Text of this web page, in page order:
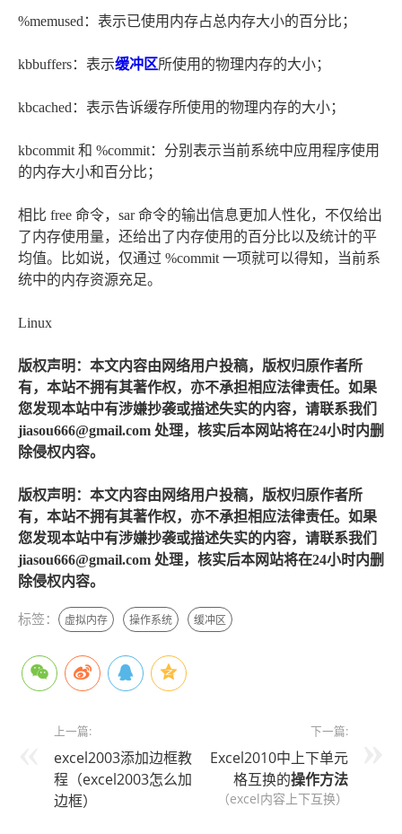
%memused：表示已使用内存占总内存大小的百分比；
kbbuffers：表示缓冲区所使用的物理内存的大小；
kbcached：表示告诉缓存所使用的物理内存的大小；
kbcommit 和 %commit：分别表示当前系统中应用程序使用
的内存大小和百分比；
相比 free 命令，sar 命令的输出信息更加人性化，不仅给出
了内存使用量，还给出了内存使用的百分比以及统计的平
均值。比如说，仅通过 %commit 一项就可以得知，当前系
统中的内存资源充足。
Linux
版权声明：本文内容由网络用户投稿，版权归原作者所
有，本站不拥有其著作权，亦不承担相应法律责任。如果
您发现本站中有涉嫌抄袭或描述失实的内容，请联系我们
jiasou666@gmail.com 处理，核实后本网站将在24小时内删
除侵权内容。
版权声明：本文内容由网络用户投稿，版权归原作者所
有，本站不拥有其著作权，亦不承担相应法律责任。如果
您发现本站中有涉嫌抄袭或描述失实的内容，请联系我们
jiasou666@gmail.com 处理，核实后本网站将在24小时内删
除侵权内容。
标签： 虚拟内存 操作系统 缓冲区
上一篇:
excel2003添加边框教
程（excel2003怎么加
边框）
下一篇:
Excel2010中上下单元
格互换的操作方法
（excel内容上下互换）